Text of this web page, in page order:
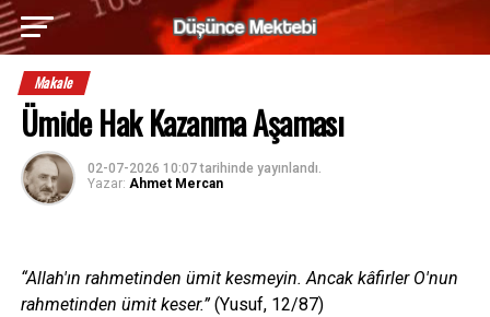
Makale
Ümide Hak Kazanma Aşaması
02-07-2026 10:07tarihinde yayınlandı.
Yazar: Ahmet Mercan
“Allah'ın rahmetinden ümit kesmeyin. Ancak kâfirler O'nun
rahmetinden ümit keser.”(Yusuf, 12/87)